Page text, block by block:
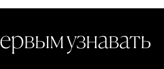
узнавать